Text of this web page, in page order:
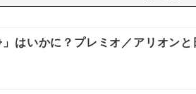
はいかに？プレミオ／アリオン